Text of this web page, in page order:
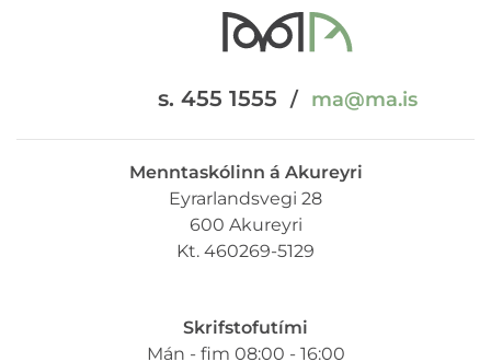
s. 455 1555 / ma@ma.is
Menntaskólinn á Akureyri
Eyrarlandsvegi 28
600 Akureyri
Kt. 460269-5129
Skrifstofutími
Mán - fim 08:00 - 16:00